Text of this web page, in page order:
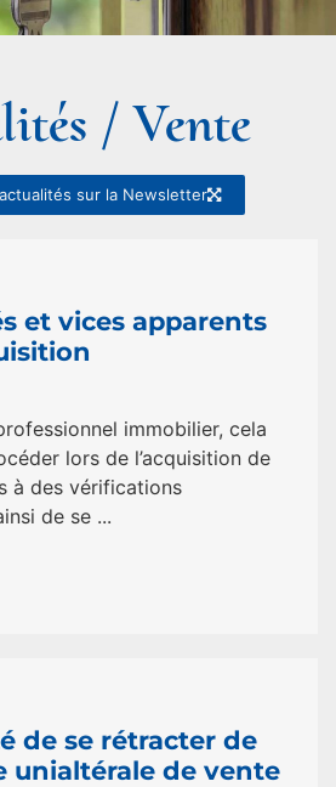
/ Vente
sur la Newsletter
et vices apparents
immobilier, cela
lors de l’acquisition de
à des vérifications
de se ...
de se rétracter de
unialtérale de vente